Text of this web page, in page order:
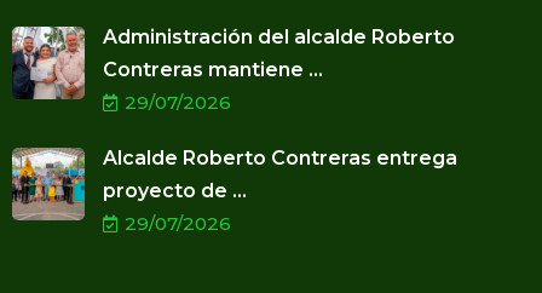
Administración del alcalde Roberto
Contreras mantiene ...
29/07/2026
Alcalde Roberto Contreras entrega
proyecto de ...
29/07/2026